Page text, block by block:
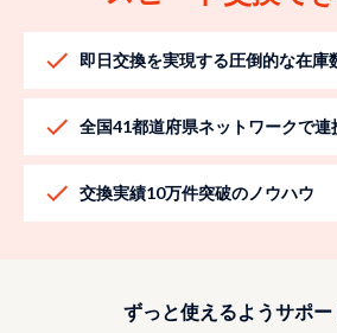
即日交換を実現する圧倒的な在庫
全国41都道府県ネットワークで連
交換実績10万件突破のノウハウ
ずっと使えるようサポ